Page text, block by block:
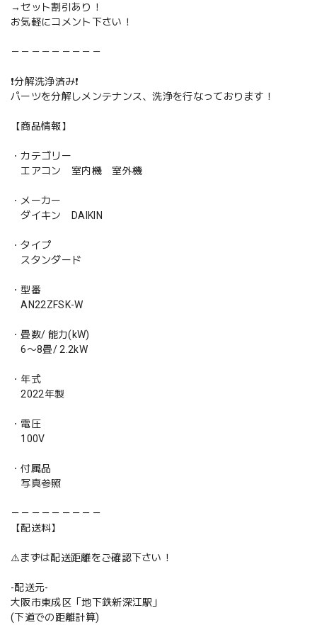
→セット割引あり！
お気軽にコメント下さい！
－－－－－－－－－
❗️分解洗浄済み❗️
パーツを分解しメンテナンス、洗浄を行なっております！
【商品情報】
・カテゴリー
エアコン 室内機 室外機
・メーカー
ダイキン DAIKIN
・タイプ
スタンダード
・型番
AN22ZFSK-W
・畳数/ 能力(kW)
6〜8畳/ 2.2kW
・年式
2022年製
・電圧
100V
・付属品
写真参照
－－－－－－－－－
【配送料】
⚠️まずは配送距離をご確認下さい！
-配送元-
大阪市東成区「地下鉄新深江駅」
(下道での距離計算)